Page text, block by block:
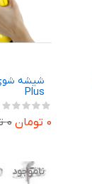
Plus
0 تومان 0 تومان
ناموجود